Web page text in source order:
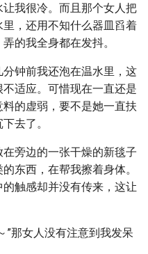
我很冷。而且那个女人把
，还用不知什么器皿舀着
的我全身都在发抖。
钟前我还泡在温水里，这
适应。可惜现在一直还是
的虚弱，要不是她一直扶
去了。
旁边的一张干燥的新毯子
东西，在帮我擦着身体。
触感却并没有传来，这让
”那女人没有注意到我发呆